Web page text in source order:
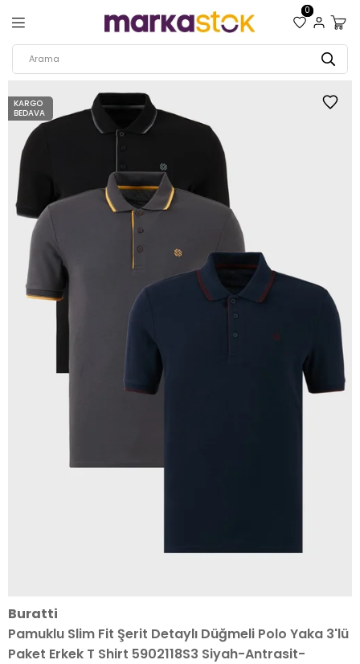
0
KARGO
BEDAVA
Buratti
Pamuklu Slim Fit Şerit Detaylı Düğmeli Polo Yaka 3'lü
Paket Erkek T Shirt 5902118S3 Siyah-Antrasit-